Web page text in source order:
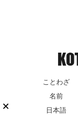
ことわざ
名前
日本語